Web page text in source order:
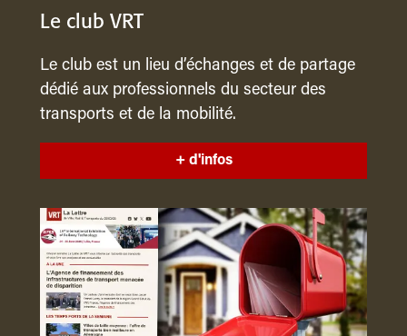
Le club VRT
Le club est un lieu d’échanges et de partage
dédié aux professionnels du secteur des
transports et de la mobilité.
+ d'infos